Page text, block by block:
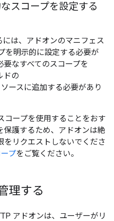
スコープを設定する
は、アドオンのマニフェス
を明示的に設定する必要が
要なすべてのスコープを
ドの
ソースに追加する必要があり
コープを使用することをおす
保護するため、アドオンは絶
をリクエストしないでくださ
プをご覧ください。
理する
アドオンは、ユーザーがリ